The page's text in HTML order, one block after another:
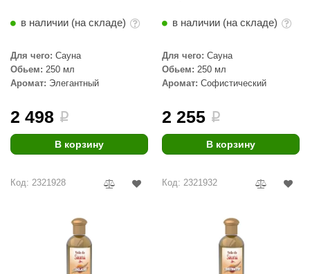
в наличии (на складе)
Для чего: Сауна
Обьем: 250 мл
Аромат: Элегантный
2 498 i
В корзину
в наличии (на складе)
Для чего: Сауна
Обьем: 250 мл
Аромат: Софистический
2 255 i
В корзину
Код: 2321928 Код: 2321932